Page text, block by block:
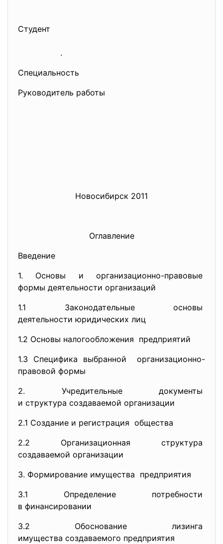
Студент
.
Специальность
Руководитель работы
Новосибирск 2011
Оглавление
Введение
1. Основы и организационно-правовые
формы деятельности организаций
1.1 Законодательные основы
деятельности юридических лиц
1.2 Основы налогообложения предприятий
1.3 Специфика выбранной организационно-
правовой формы
2. Учредительные документы
и структура создаваемой организации
2.1 Создание и регистрация общества
2.2 Организационная структура
создаваемой организации
3. Формирование имущества предприятия
3.1 Определение потребности
в финансировании
3.2 Обоснование лизинга
имущества создаваемого предприятия